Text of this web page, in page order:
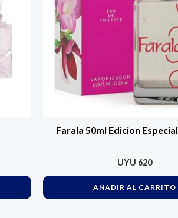
Farala 50ml Edicion Especial
UYU 620
AÑADIR AL CARRITO